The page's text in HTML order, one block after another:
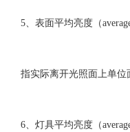
5、表面平均亮度（
指实际离开光照面上单位
6、灯具平均亮度（